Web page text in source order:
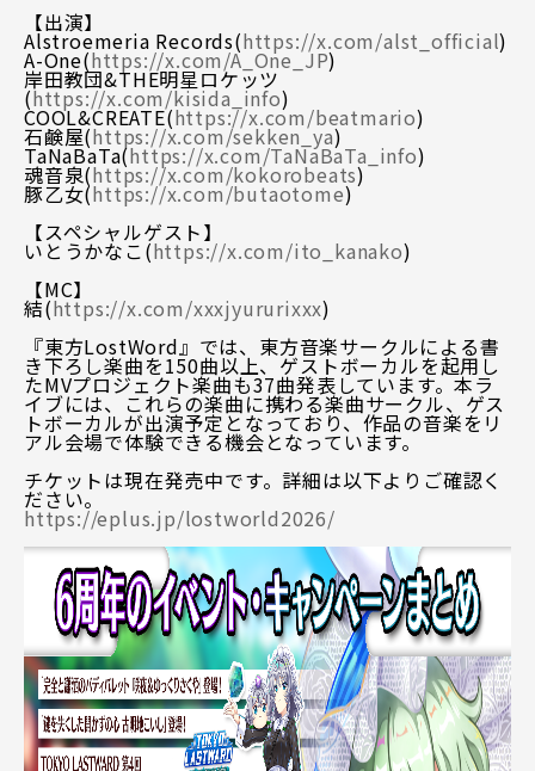
【出演】
Alstroemeria Records(https://x.com/alst_official)
A-One(https://x.com/A_One_JP)
岸田教団&THE明星ロケッツ
(https://x.com/kisida_info)
COOL&CREATE(https://x.com/beatmario)
石鹸屋(https://x.com/sekken_ya)
TaNaBaTa(https://x.com/TaNaBaTa_info)
魂音泉(https://x.com/kokorobeats)
豚乙女(https://x.com/butaotome)
【スペシャルゲスト】
いとうかなこ(https://x.com/ito_kanako)
【MC】
結(https://x.com/xxxjyururixxx)
『東方LostWord』では、東方音楽サークルによる書
き下ろし楽曲を150曲以上、ゲストボーカルを起用し
たMVプロジェクト楽曲も37曲発表しています。本ラ
イブには、これらの楽曲に携わる楽曲サークル、ゲス
トボーカルが出演予定となっており、作品の音楽をリ
アル会場で体験できる機会となっています。
チケットは現在発売中です。詳細は以下よりご確認く
ださい。
https://eplus.jp/lostworld2026/